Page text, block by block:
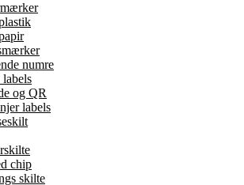
numre
og QR
labels
chip
skilte